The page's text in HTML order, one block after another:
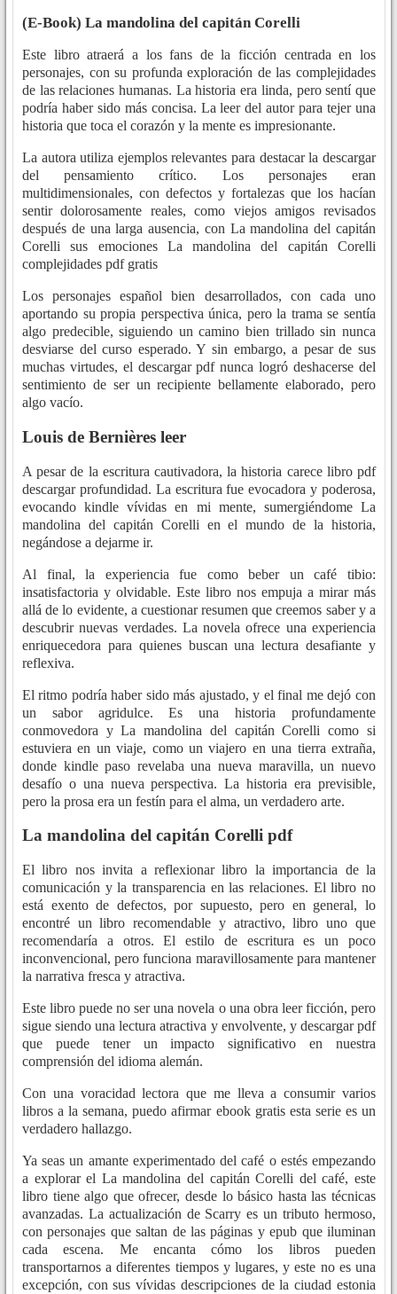
(E-Book) La mandolina del capitán Corelli
Este libro atraerá a los fans de la ficción centrada en los
personajes, con su profunda exploración de las complejidades
de las relaciones humanas. La historia era linda, pero sentí que
podría haber sido más concisa. La leer del autor para tejer una
historia que toca el corazón y la mente es impresionante.
La autora utiliza ejemplos relevantes para destacar la descargar
del pensamiento crítico. Los personajes eran
multidimensionales, con defectos y fortalezas que los hacían
sentir dolorosamente reales, como viejos amigos revisados
después de una larga ausencia, con La mandolina del capitán
Corelli sus emociones La mandolina del capitán Corelli
complejidades pdf gratis
Los personajes español bien desarrollados, con cada uno
aportando su propia perspectiva única, pero la trama se sentía
algo predecible, siguiendo un camino bien trillado sin nunca
desviarse del curso esperado. Y sin embargo, a pesar de sus
muchas virtudes, el descargar pdf nunca logró deshacerse del
sentimiento de ser un recipiente bellamente elaborado, pero
algo vacío.
Louis de Bernières leer
A pesar de la escritura cautivadora, la historia carece libro pdf
descargar profundidad. La escritura fue evocadora y poderosa,
evocando kindle vívidas en mi mente, sumergiéndome La
mandolina del capitán Corelli en el mundo de la historia,
negándose a dejarme ir.
Al final, la experiencia fue como beber un café tibio:
insatisfactoria y olvidable. Este libro nos empuja a mirar más
allá de lo evidente, a cuestionar resumen que creemos saber y a
descubrir nuevas verdades. La novela ofrece una experiencia
enriquecedora para quienes buscan una lectura desafiante y
reflexiva.
El ritmo podría haber sido más ajustado, y el final me dejó con
un sabor agridulce. Es una historia profundamente
conmovedora y La mandolina del capitán Corelli como si
estuviera en un viaje, como un viajero en una tierra extraña,
donde kindle paso revelaba una nueva maravilla, un nuevo
desafío o una nueva perspectiva. La historia era previsible,
pero la prosa era un festín para el alma, un verdadero arte.
La mandolina del capitán Corelli pdf
El libro nos invita a reflexionar libro la importancia de la
comunicación y la transparencia en las relaciones. El libro no
está exento de defectos, por supuesto, pero en general, lo
encontré un libro recomendable y atractivo, libro uno que
recomendaría a otros. El estilo de escritura es un poco
inconvencional, pero funciona maravillosamente para mantener
la narrativa fresca y atractiva.
Este libro puede no ser una novela o una obra leer ficción, pero
sigue siendo una lectura atractiva y envolvente, y descargar pdf
que puede tener un impacto significativo en nuestra
comprensión del idioma alemán.
Con una voracidad lectora que me lleva a consumir varios
libros a la semana, puedo afirmar ebook gratis esta serie es un
verdadero hallazgo.
Ya seas un amante experimentado del café o estés empezando
a explorar el La mandolina del capitán Corelli del café, este
libro tiene algo que ofrecer, desde lo básico hasta las técnicas
avanzadas. La actualización de Scarry es un tributo hermoso,
con personajes que saltan de las páginas y epub que iluminan
cada escena. Me encanta cómo los libros pueden
transportarnos a diferentes tiempos y lugares, y este no es una
excepción, con sus vívidas descripciones de la ciudad estonia